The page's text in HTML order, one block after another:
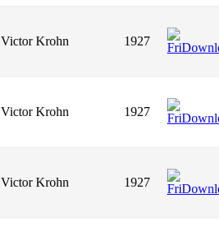
Victor Krohn 1927
Victor Krohn 1927
Victor Krohn 1927